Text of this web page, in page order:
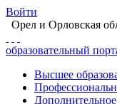
Войти
Орел и Орловская
образовательный
Высшее
Дополнительное